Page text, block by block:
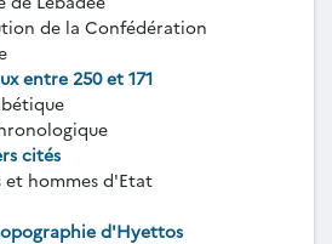
de la Confédération
entre 250 et 171
cités
et hommes d'Etat
d'Hyettos